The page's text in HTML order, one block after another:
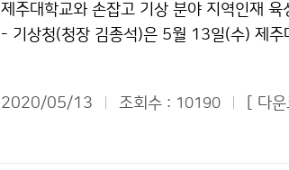
제주대학교와 손잡고 기상 분야 지역인재
- 기상청(청장 김종석)은 5월 13일(수) 제주
2020/05/13 조회수 : 10190 [ 다